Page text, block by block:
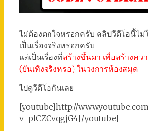
ไม่ต้องตกใจหรอกครับ คลิปวีดีโอนี้ไ
เป็นเรื่องจริงหรอกครับ
แต่เป็นเรื่องที่สร้างขึ้นมา เพื่อสร้างคว
(บันเทิงจริงหรอ) ในวงการห้องสมุด
ไปดูวีดีโอกันเลย
[youtube]http://
v=plCZCvqgjG4[/youtube]